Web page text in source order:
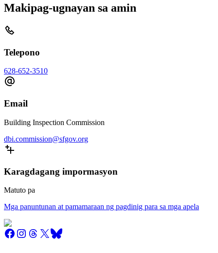
Makipag-ugnayan sa amin
Telepono
628-652-3510
Email
Building Inspection Commission
dbi.commission@sfgov.org
Karagdagang impormasyon
Matuto pa
Mga panuntunan at pamamaraan ng pagdinig para sa mga apela